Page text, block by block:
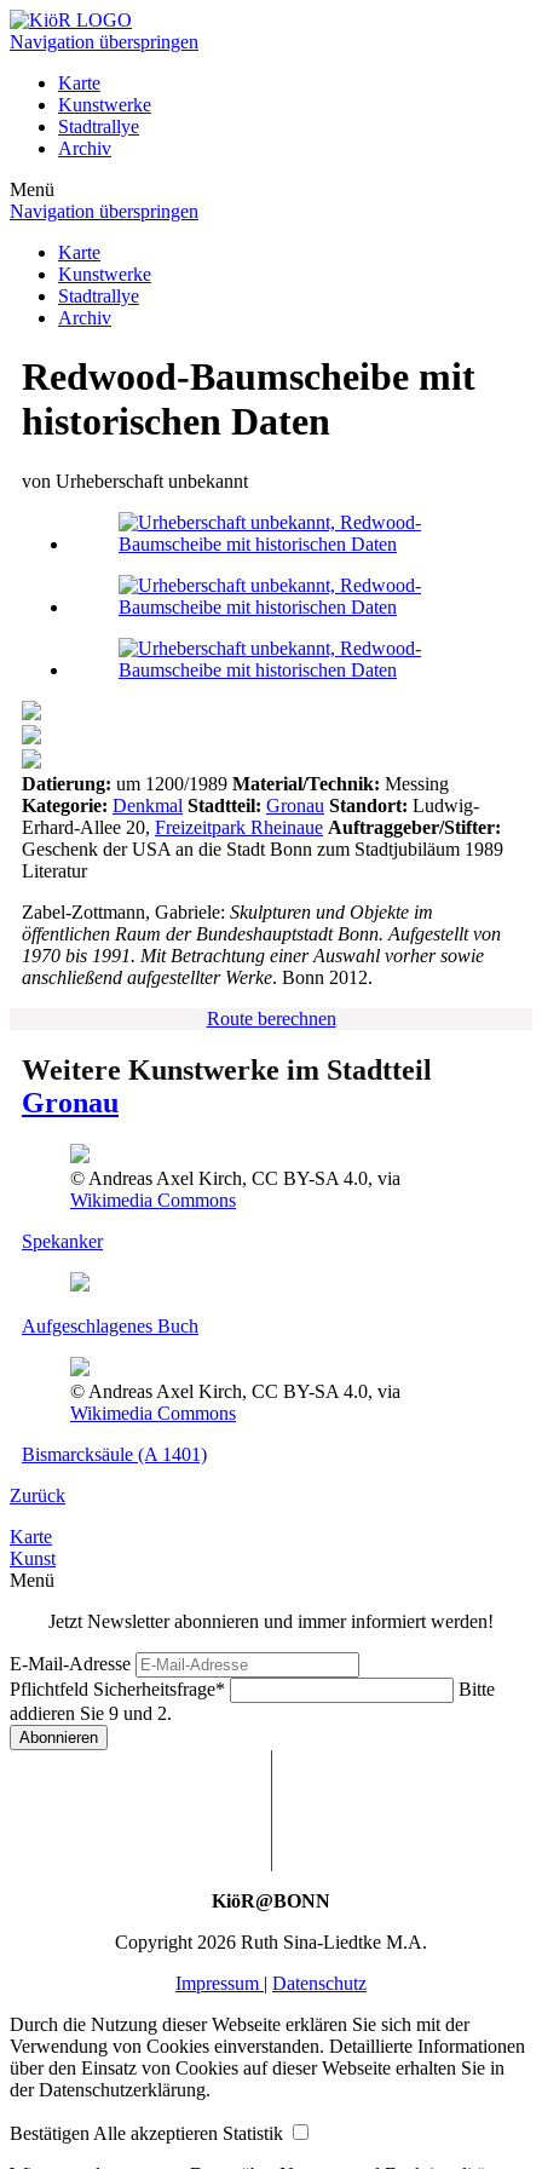
Navigation überspringen
Karte
Kunstwerke
Stadtrallye
Archiv
Menü
Navigation überspringen
Karte
Kunstwerke
Stadtrallye
Archiv
Redwood-Baumscheibe mit
historischen Daten
von Urheberschaft unbekannt
Datierung: um 1200/1989 Material/Technik: Messing
Kategorie: Denkmal Stadtteil: Gronau Standort: Ludwig-
Erhard-Allee 20, Freizeitpark Rheinaue Auftraggeber/Stifter:
Geschenk der USA an die Stadt Bonn zum Stadtjubiläum 1989
Literatur
Zabel-Zottmann, Gabriele: Skulpturen und Objekte im
öffentlichen Raum der Bundeshauptstadt Bonn. Aufgestellt von
1970 bis 1991. Mit Betrachtung einer Auswahl vorher sowie
anschließend aufgestellter Werke. Bonn 2012.
Route berechnen
Weitere Kunstwerke im Stadtteil
Gronau
© Andreas Axel Kirch, CC BY-SA 4.0, via
Wikimedia Commons
Spekanker
Aufgeschlagenes Buch
© Andreas Axel Kirch, CC BY-SA 4.0, via
Wikimedia Commons
Bismarcksäule (A 1401)
Zurück
Karte
Kunst
Menü
Jetzt Newsletter abonnieren und immer informiert werden!
E-Mail-Adresse
Pflichtfeld Sicherheitsfrage*
Bitte
addieren Sie 9 und 2.
Abonnieren
KiöR@BONN
Copyright 2026 Ruth Sina-Liedtke M.A.
Impressum | Datenschutz
Durch die Nutzung dieser Webseite erklären Sie sich mit der
Verwendung von Cookies einverstanden. Detaillierte Informationen
über den Einsatz von Cookies auf dieser Webseite erhalten Sie in
der Datenschutzerklärung.
Bestätigen Alle akzeptieren Statistik